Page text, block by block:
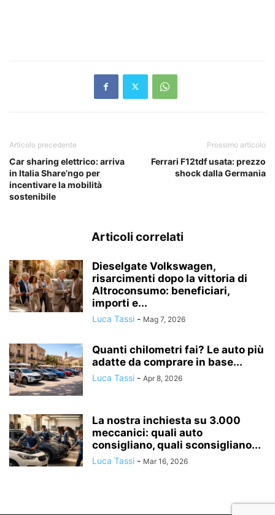
Articolo precedente
Car sharing elettrico: arriva
in Italia Share’ngo per
incentivare la mobilità
sostenibile
Prossimo articolo
Ferrari F12tdf usata: prezzo
shock dalla Germania
Articoli correlati
Dieselgate Volkswagen,
risarcimenti dopo la vittoria di
Altroconsumo: beneficiari,
importi e...
Luca Tassi - Mag 7, 2026
Quanti chilometri fai? Le auto più
adatte da comprare in base...
Luca Tassi - Apr 8, 2026
La nostra inchiesta su 3.000
meccanici: quali auto
consigliano, quali sconsigliano...
Luca Tassi - Mar 16, 2026